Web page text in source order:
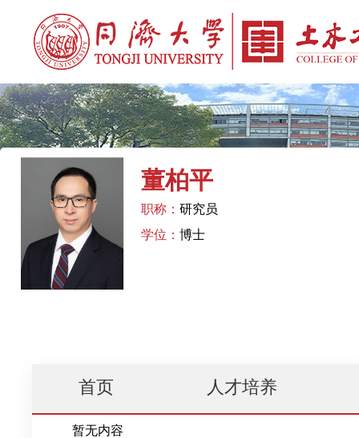
董柏平
职称：研究员
学位：博士
首页 人才培养
暂无内容